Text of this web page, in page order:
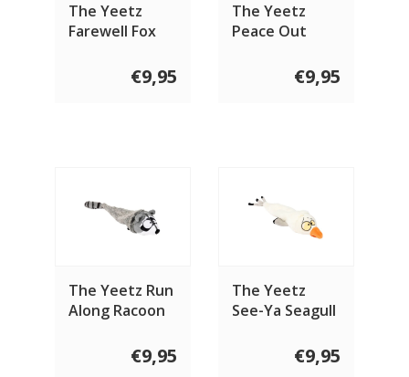
The Yeetz
Farewell Fox
€9,95
The Yeetz
Peace Out
€9,95
The Yeetz Run
Along Racoon
€9,95
The Yeetz
See-Ya Seagull
€9,95